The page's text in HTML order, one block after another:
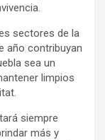
sectores de la
año contribuyan
sea un
limpios
siempre
más y